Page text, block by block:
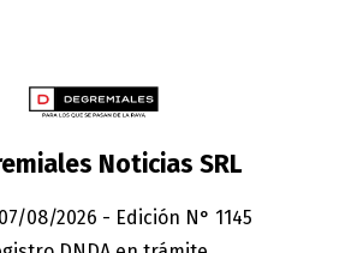
Noticias SRL
08/2026 - Edición N° 1145